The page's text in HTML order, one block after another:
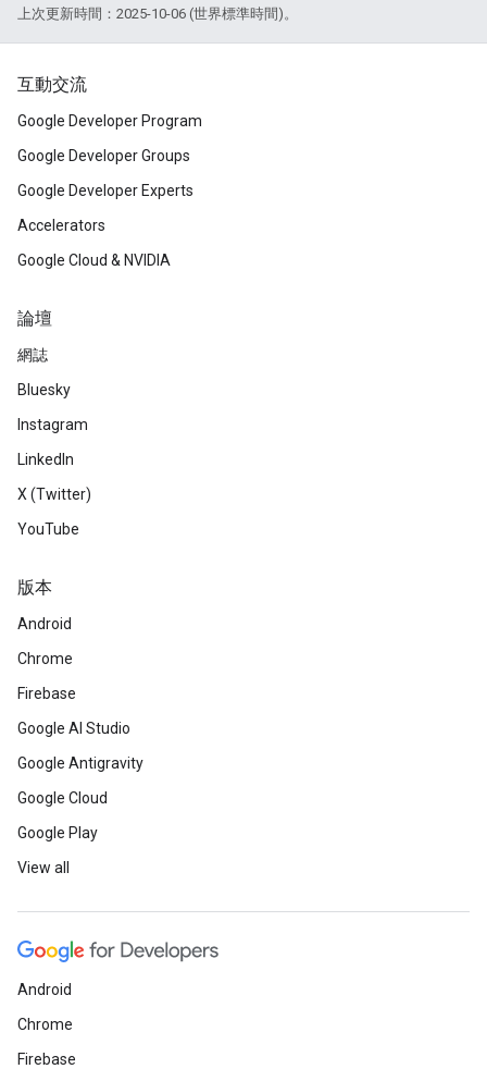
上次更新時間：2025-10-06 (世界標準時間)。
互動交流
Google Developer Program
Google Developer Groups
Google Developer Experts
Accelerators
Google Cloud & NVIDIA
論壇
網誌
Bluesky
Instagram
LinkedIn
X (Twitter)
YouTube
版本
Android
Chrome
Firebase
Google AI Studio
Google Antigravity
Google Cloud
Google Play
View all
Android
Chrome
Firebase